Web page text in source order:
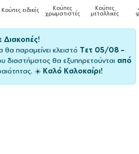
Κούπες
μεταλλικές φαγητού Τσάντες
Διακοπές!
παραμείνει κλειστό Τετ 05/08 –
διαστήματος θα εξυπηρετούνται από
☀️ Καλό Καλοκαίρι!